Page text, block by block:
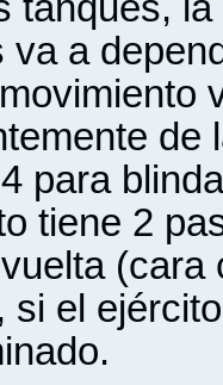
va a
de
para
tiene 2
si el